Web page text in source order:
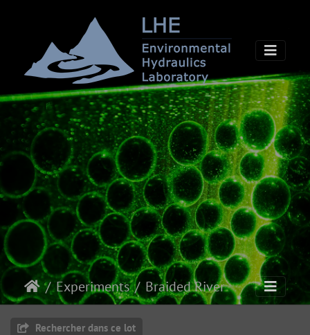
Experiments Braided River
Rechercher dans ce lot